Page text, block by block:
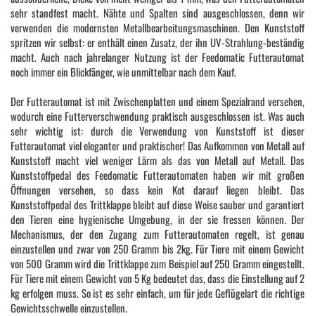
sehr standfest macht. Nähte und Spalten sind ausgeschlossen, denn wir
verwenden die modernsten Metallbearbeitungsmaschinen. Den Kunststoff
spritzen wir selbst: er enthält einen Zusatz, der ihn UV-Strahlung-beständig
macht. Auch nach jahrelanger Nutzung ist der Feedomatic Futterautomat
noch immer ein Blickfänger, wie unmittelbar nach dem Kauf.
Der Futterautomat ist mit Zwischenplatten und einem Spezialrand versehen,
wodurch eine Futterverschwendung praktisch ausgeschlossen ist. Was auch
sehr wichtig ist: durch die Verwendung von Kunststoff ist dieser
Futterautomat viel eleganter und praktischer! Das Aufkommen von Metall auf
Kunststoff macht viel weniger Lärm als das von Metall auf Metall. Das
Kunststoffpedal des Feedomatic Futterautomaten haben wir mit großen
Öffnungen versehen, so dass kein Kot darauf liegen bleibt. Das
Kunststoffpedal des Trittklappe bleibt auf diese Weise sauber und garantiert
den Tieren eine hygienische Umgebung, in der sie fressen können. Der
Mechanismus, der den Zugang zum Futterautomaten regelt, ist genau
einzustellen und zwar von 250 Gramm bis 2kg. Für Tiere mit einem Gewicht
von 500 Gramm wird die Trittklappe zum Beispiel auf 250 Gramm eingestellt.
Für Tiere mit einem Gewicht von 5 Kg bedeutet das, dass die Einstellung auf 2
kg erfolgen muss. So ist es sehr einfach, um für jede Geflügelart die richtige
Gewichtsschwelle einzustellen.